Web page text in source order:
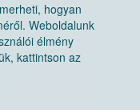
hogyan
Weboldalunk
élmény
kattintson az